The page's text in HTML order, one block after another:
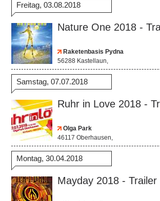
Freitag, 03.08.2018
Nature One 2018 -
Raketenbasis Pydna
56288 Kastellaun,
Samstag, 07.07.2018
Ruhr in Love 2018 -
Olga Park
46117 Oberhausen,
Montag, 30.04.2018
Mayday 2018 - Trailer